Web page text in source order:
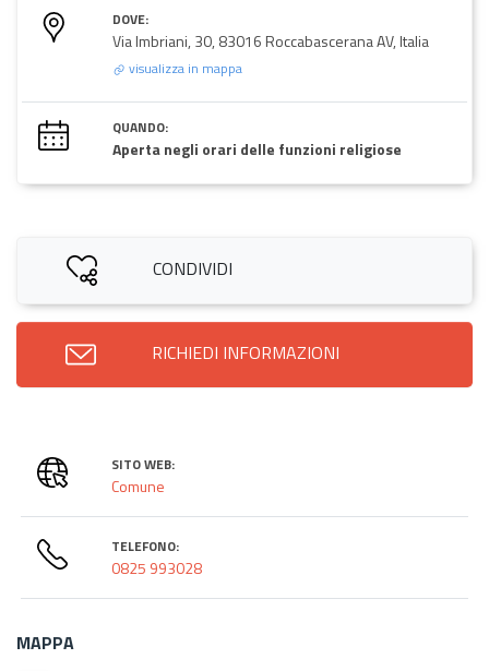
DOVE:
Via Imbriani, 30, 83016 Roccabascerana AV, Italia
visualizza in mappa
QUANDO:
Aperta negli orari delle funzioni religiose
CONDIVIDI
RICHIEDI INFORMAZIONI
SITO WEB:
Comune
TELEFONO:
0825 993028
MAPPA